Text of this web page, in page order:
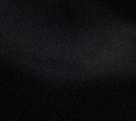
recyclé et
apporte une
moyen terme.
recyclés, la
dans une véritable
est récupérée,